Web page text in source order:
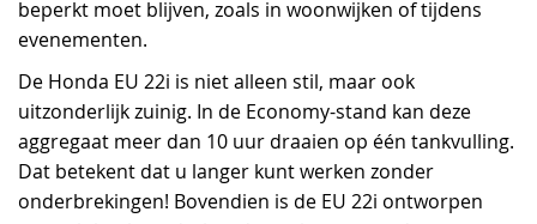
beperkt moet blijven, zoals in woonwijken of tijdens
evenementen.
De Honda EU 22i is niet alleen stil, maar ook
uitzonderlijk zuinig. In de Economy-stand kan deze
aggregaat meer dan 10 uur draaien op één tankvulling.
Dat betekent dat u langer kunt werken zonder
onderbrekingen! Bovendien is de EU 22i ontworpen